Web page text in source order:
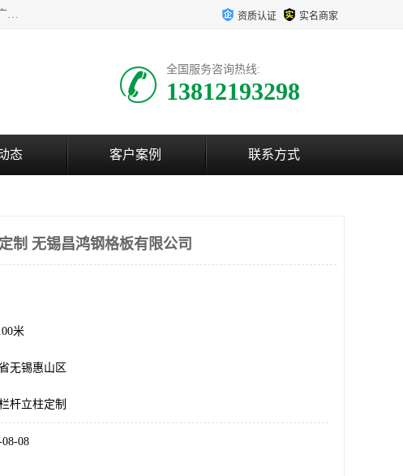
无锡昌鸿钢格板有限公司是专业生产和销售各类镀锌钢格板、镀锌钢格栅、不锈钢钢格及其相关产品的现代化企业。公司产品广泛运用于石油、化工、港口、电力、运输、造纸、医药、钢铁、食品、市政、房地产、制造业等各个领域。 资质认证 实名商家
全国服务咨询热线:
13812193298
态 客户案例 联系方式
制 无锡昌鸿钢格板有限公司
米
无锡惠山区
杆立柱定制
08-08